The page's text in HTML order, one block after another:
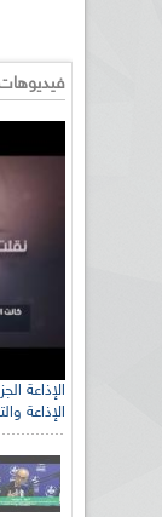
فيديوهات
الإذاعة